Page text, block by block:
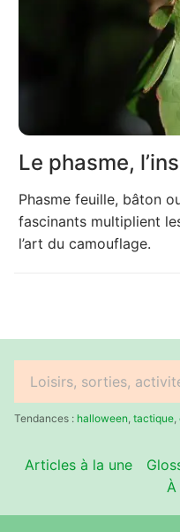
Le phasme,
Phasme feuille, bâton
fascinants multiplient
l’art du camouflage.
Rechercher
:Tendances : halloween tactique
Articles à la une